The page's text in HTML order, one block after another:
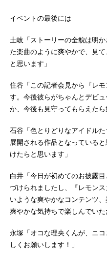
イベントの最後には
土岐「ストーリーの全貌は明
た楽曲のように爽やかで、見
と思います」
住谷「この記者会見から『レ
す。今後彼らがちゃんとデビ
か、今後も見守ってもらえたら
石谷「色とりどりなアイドル
展開される作品となっている
けたらと思います」
白井「今日が初めてのお披露
づけられましたし、『レモン
いような爽やかなコンテンツ
爽やかな気持ちで楽しんでいた
永塚「オコな理央くんが、ニ
しくお願いします！」